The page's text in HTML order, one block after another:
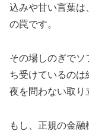
込みや甘い言葉は
の罠です。
その場しのぎで
ち受けているのは
夜を問わない取り
もし、正規の金